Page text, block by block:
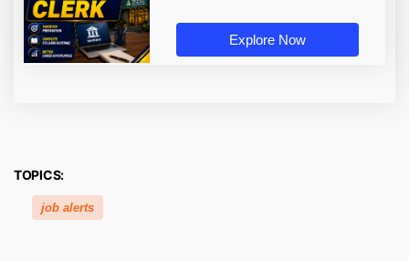
Explore Now
TOPICS:
job alerts